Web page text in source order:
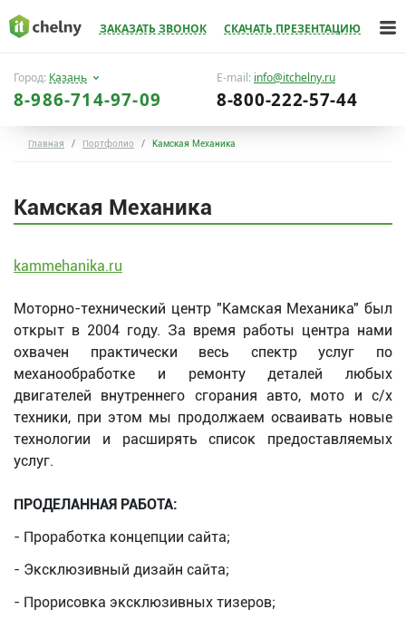
ЗАКАЗАТЬ ЗВОНОК СКАЧАТЬ ПРЕЗЕНТАЦИЮ
Город: Казань
8-986-714-97-09
E-mail: info@itchelny.ru
8-800-222-57-44
Главная Портфолио Камская Механика
Камская Механика
kammehanika.ru
Моторно-технический центр "Камская Механика" был
открыт в 2004 году. За время работы центра нами
охвачен практически весь спектр услуг по
механообработке и ремонту деталей любых
двигателей внутреннего сгорания авто, мото и с/х
техники, при этом мы продолжаем осваивать новые
технологии и расширять список предоставляемых
услуг.
ПРОДЕЛАННАЯ РАБОТА:
- Проработка концепции сайта;
- Эксклюзивный дизайн сайта;
- Прорисовка эксклюзивных тизеров;